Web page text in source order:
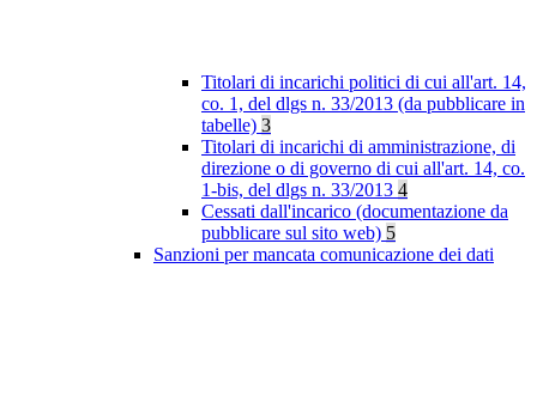
Titolari di incarichi politici di cui all'art. 14,
co. 1, del dlgs n. 33/2013 (da pubblicare in
tabelle) 3
Titolari di incarichi di amministrazione, di
direzione o di governo di cui all'art. 14, co.
1-bis, del dlgs n. 33/2013 4
Cessati dall'incarico (documentazione da
pubblicare sul sito web) 5
Sanzioni per mancata comunicazione dei dati